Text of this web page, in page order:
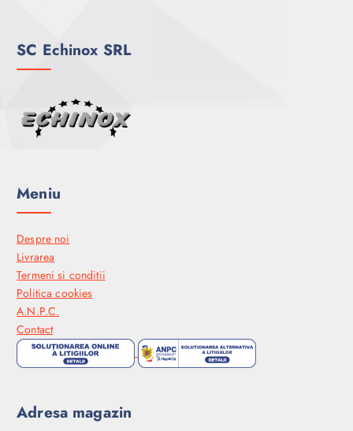
SC Echinox SRL
Meniu
Despre noi
Livrarea
Termeni si conditii
Politica cookies
A.N.P.C.
Contact
Adresa magazin